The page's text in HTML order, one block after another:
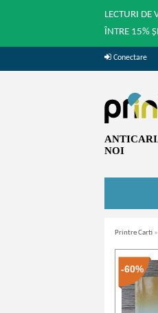
LECTURI DE
ÎNTRE 15%
Conectare
NOI
Printre Carti »
-60%